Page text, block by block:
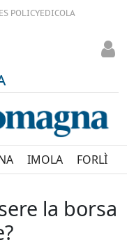
POLICYEDICOLA
IMOLA FORLÌ
la borsa